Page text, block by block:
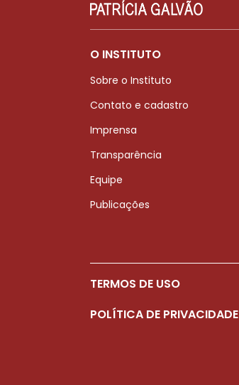
O INSTITUTO
Sobre o Instituto
Contato e cadastro
Imprensa
Transparência
Equipe
Publicações
TERMOS DE USO
POLÍTICA DE PRIVACIDADE